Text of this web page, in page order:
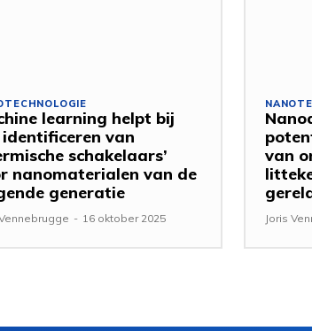
learning helpt bij
van
schakelaars’
nanomaterialen van de
generatie
- 16 oktober 2025
van
Joris